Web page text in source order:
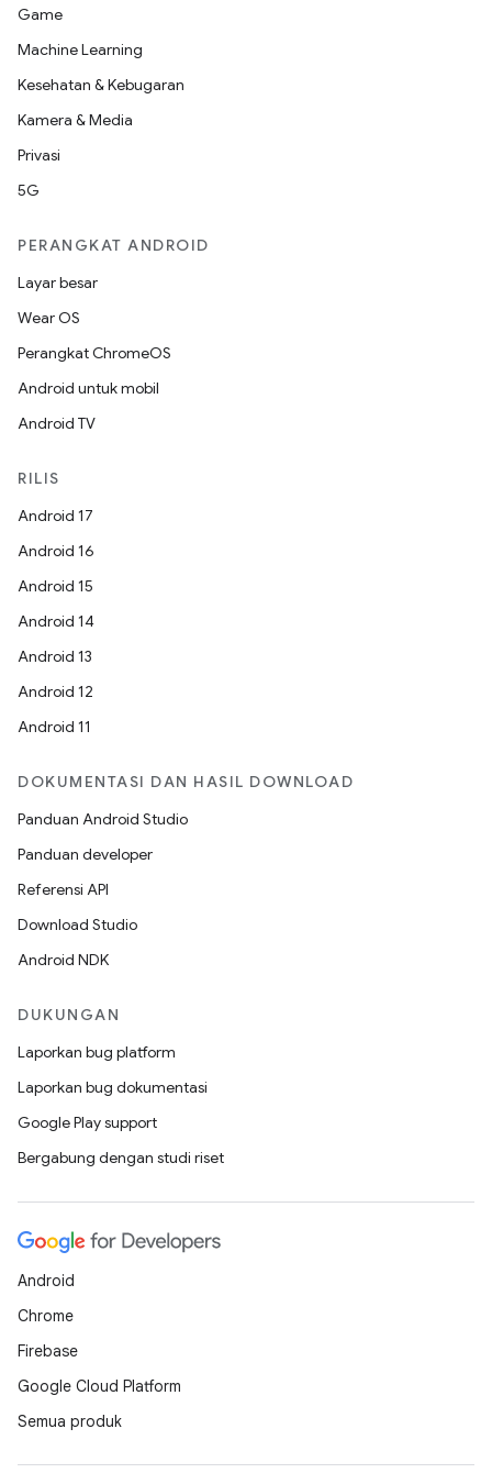
Game
Machine Learning
Kesehatan & Kebugaran
Kamera & Media
Privasi
5G
PERANGKAT ANDROID
Layar besar
Wear OS
Perangkat ChromeOS
Android untuk mobil
Android TV
RILIS
Android 17
Android 16
Android 15
Android 14
Android 13
Android 12
Android 11
DOKUMENTASI DAN HASIL DOWNLOAD
Panduan Android Studio
Panduan developer
Referensi API
Download Studio
Android NDK
DUKUNGAN
Laporkan bug platform
Laporkan bug dokumentasi
Google Play support
Bergabung dengan studi riset
Android
Chrome
Firebase
Google Cloud Platform
Semua produk